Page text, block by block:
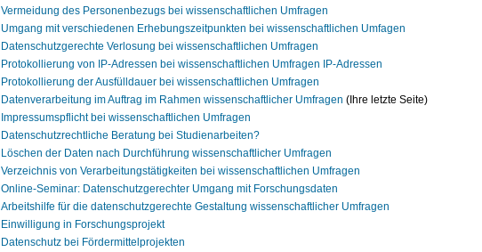
Vermeidung des Personenbezugs bei wissenschaftlichen Umfragen
Umgang mit verschiedenen Erhebungszeitpunkten bei wissenschaftlichen Umfagen
Datenschutzgerechte Verlosung bei wissenschaftlichen Umfragen
Protokollierung von IP-Adressen bei wissenschaftlichen Umfragen IP-Adressen
Protokollierung der Ausfülldauer bei wissenschaftlichen Umfragen
Datenverarbeitung im Auftrag im Rahmen wissenschaftlicher Umfragen (Ihre letzte Seite)
Impressumspflicht bei wissenschaftlichen Umfragen
Datenschutzrechtliche Beratung bei Studienarbeiten?
Löschen der Daten nach Durchführung wissenschaftlicher Umfragen
Verzeichnis von Verarbeitungstätigkeiten bei wissenschaftlichen Umfragen
Online-Seminar: Datenschutzgerechter Umgang mit Forschungsdaten
Arbeitshilfe für die datenschutzgerechte Gestaltung wissenschaftlicher Umfragen
Einwilligung in Forschungsprojekt
Datenschutz bei Fördermittelprojekten